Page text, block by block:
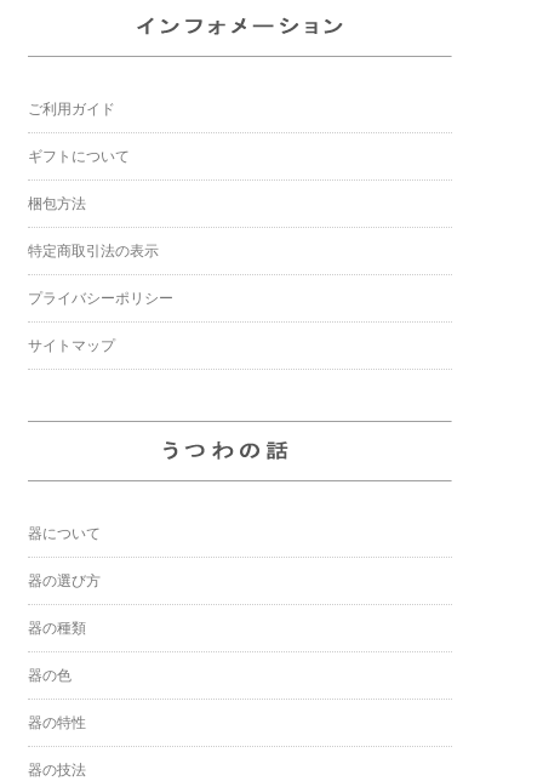
ご利用ガイド
ギフトについて
梱包方法
特定商取引法の表示
プライバシーポリシー
サイトマップ
器について
器の選び方
器の種類
器の色
器の特性
器の技法